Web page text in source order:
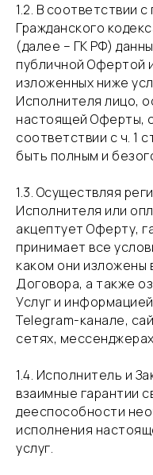
​1.2. В соответствии
Гражданского
(далее – ГК РФ)
публичной Офертой
изложенных ниже
Исполнителя лицо,
настоящей Оферты,
соответствии с ч. 1
быть полным и
​1.3. Осуществляя
Исполнителя или
акцептует Оферту,
принимает все
каком они изложены
Договора, а также
Услуг и
Telegram-канале,
сетях,
​1.4. Исполнитель и
взаимные гарантии
дееспособности
исполнения
услуг.